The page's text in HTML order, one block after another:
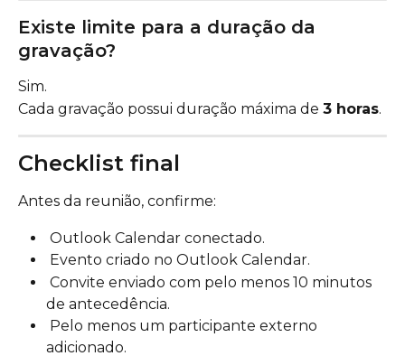
Existe limite para a duração da
gravação?
Sim.
Cada gravação possui duração máxima de 3 horas.
Checklist final
Antes da reunião, confirme:
Outlook Calendar conectado.
Evento criado no Outlook Calendar.
de antecedência.
adicionado.